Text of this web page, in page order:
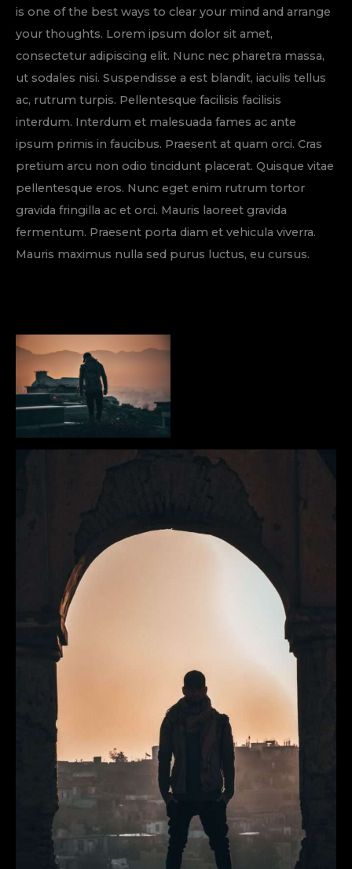
is one of the best ways to clear your mind and arrange
your thoughts. Lorem ipsum dolor sit amet,
consectetur adipiscing elit. Nunc nec pharetra massa,
ut sodales nisi. Suspendisse a est blandit, iaculis tellus
ac, rutrum turpis. Pellentesque facilisis facilisis
interdum. Interdum et malesuada fames ac ante
ipsum primis in faucibus. Praesent at quam orci. Cras
pretium arcu non odio tincidunt placerat. Quisque vitae
pellentesque eros. Nunc eget enim rutrum tortor
gravida fringilla ac et orci. Mauris laoreet gravida
fermentum. Praesent porta diam et vehicula viverra.
Mauris maximus nulla sed purus luctus, eu cursus.